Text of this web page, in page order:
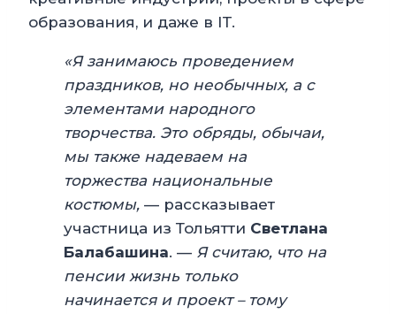
образования, и даже в IT.
«Я занимаюсь проведением
праздников, но необычных, а с
элементами народного
творчества. Это обряды, обычаи,
мы также надеваем на
торжества национальные
костюмы, — рассказывает
участница из Тольятти Светлана
Балабашина. — Я считаю, что на
пенсии жизнь только
начинается и проект – тому